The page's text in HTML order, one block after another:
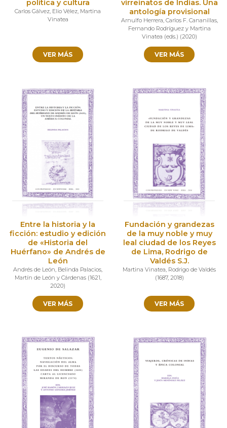
política y cultura
Carlos Gálvez, Elio Vélez, Martina
Vinatea
VER MÁS
virreinatos de Indias. Una
antología provisional
Arnulfo Herrera, Carlos F. Cananillas,
Fernando Rodríguez y Martina
Vinatea (eds.) (2020)
VER MÁS
Entre la historia y la
ficción: estudio y edición
de «Historia del
Huérfano» de Andrés de
León
Andrés de León, Belinda Palacios,
Martín de León y Cárdenas(1621,
2020)
VER MÁS
Fundación y grandezas
de la muy noble y muy
leal ciudad de los Reyes
de Lima, Rodrigo de
Valdés S.J.
Martina Vinatea, Rodrigo de Valdés
(1687, 2018)
VER MÁS